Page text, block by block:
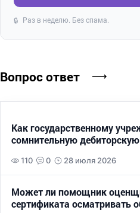
🔒 Раз в неделю. Без спама.
Вопрос ответ
Как государственному
сомнительную
110 0 28 июля 2026
Может ли помощник
сертификата осматривать